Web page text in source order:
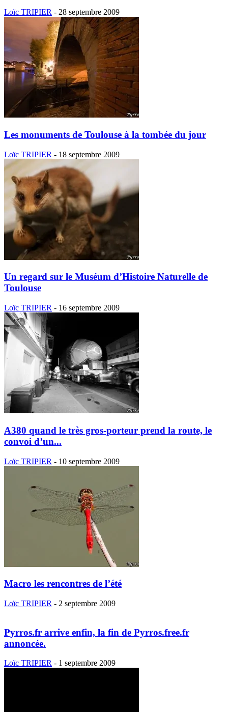
Loïc TRIPIER - 28 septembre 2009
Les monuments de Toulouse à la tombée du jour
Loïc TRIPIER - 18 septembre 2009
Un regard sur le Muséum d’Histoire Naturelle de
Toulouse
Loïc TRIPIER - 16 septembre 2009
A380 quand le très gros-porteur prend la route, le
convoi d’un...
Loïc TRIPIER - 10 septembre 2009
Macro les rencontres de l’été
Loïc TRIPIER - 2 septembre 2009
Pyrros.fr arrive enfin, la fin de Pyrros.free.fr
annoncée.
Loïc TRIPIER - 1 septembre 2009